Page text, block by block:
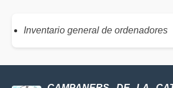
Inventario general de ordenadores